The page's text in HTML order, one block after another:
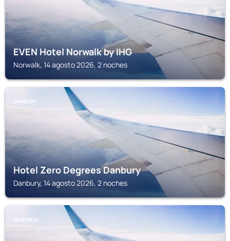
EVEN Hotel Norwalk by IHG
Norwalk, 14 agosto 2026, 2 noches
DANBURY
Hotel Zero Degrees Danbury
Danbury, 14 agosto 2026, 2 noches
NORWALK